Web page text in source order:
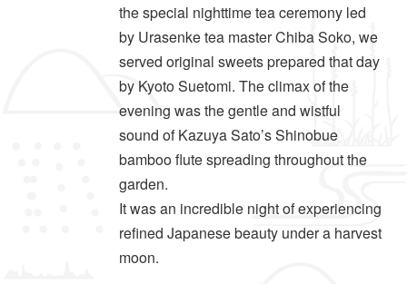
the special nighttime tea ceremony led
by Urasenke tea master Chiba Soko, we
served original sweets prepared that day
by Kyoto Suetomi. The climax of the
evening was the gentle and wistful
sound of Kazuya Sato’s Shinobue
bamboo flute spreading throughout the
garden.
It was an incredible night of experiencing
refined Japanese beauty under a harvest
moon.